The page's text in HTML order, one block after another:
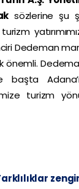
sözlerine şu
Dedeman
önemli.
başta
turizm